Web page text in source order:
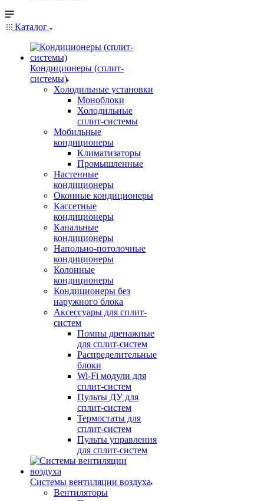
Каталог
Кондиционеры (сплит-
системы)
Холодильные установки
Моноблоки
Холодильные
сплит-системы
Мобильные
кондиционеры
Климатизаторы
Промышленные
Настенные
кондиционеры
Оконные кондиционеры
Кассетные
кондиционеры
Канальные
кондиционеры
Напольно-потолочные
кондиционеры
Колонные
кондиционеры
Кондиционеры без
наружного блока
Аксессуары для сплит-
систем
Помпы дренажные
для сплит-систем
Распределительные
блоки
Wi-Fi модули для
сплит-систем
Пульты ДУ для
сплит-систем
Термостаты для
сплит-систем
Пульты управления
для сплит-систем
Системы вентиляции воздуха
Вентиляторы